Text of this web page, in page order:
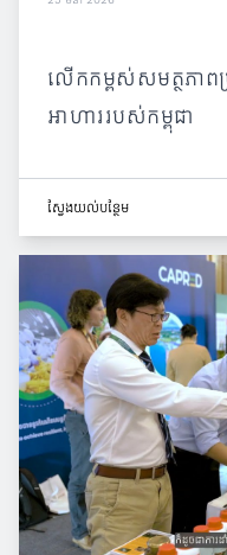
លើកកម្ពស់សមត្ថភា
អាហាររបស់កម្ពុជា
ស្វែង​យល់​បន្ថែម